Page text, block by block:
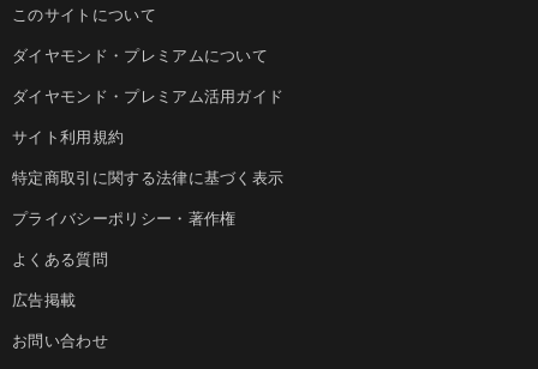
このサイトについて
ダイヤモンド・プレミアムについて
ダイヤモンド・プレミアム活用ガイド
サイト利用規約
特定商取引に関する法律に基づく表示
プライバシーポリシー・著作権
よくある質問
広告掲載
お問い合わせ